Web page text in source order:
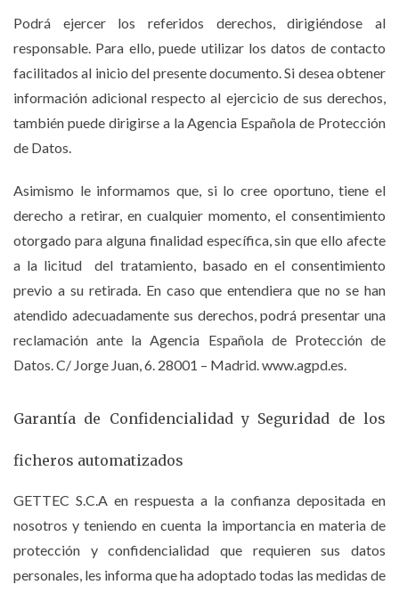
Podrá ejercer los referidos derechos, dirigiéndose al
responsable. Para ello, puede utilizar los datos de contacto
facilitados al inicio del presente documento. Si desea obtener
información adicional respecto al ejercicio de sus derechos,
también puede dirigirse a la Agencia Española de Protección
de Datos.
Asimismo le informamos que, si lo cree oportuno, tiene el
derecho a retirar, en cualquier momento, el consentimiento
otorgado para alguna finalidad específica, sin que ello afecte
a la licitud del tratamiento, basado en el consentimiento
previo a su retirada. En caso que entendiera que no se han
atendido adecuadamente sus derechos, podrá presentar una
reclamación ante la Agencia Española de Protección de
Datos. C/ Jorge Juan, 6. 28001 – Madrid. www.agpd.es.
Garantía de Confidencialidad y Seguridad de los
ficheros automatizados
GETTEC S.C.A en respuesta a la confianza depositada en
nosotros y teniendo en cuenta la importancia en materia de
protección y confidencialidad que requieren sus datos
personales, les informa que ha adoptado todas las medidas de